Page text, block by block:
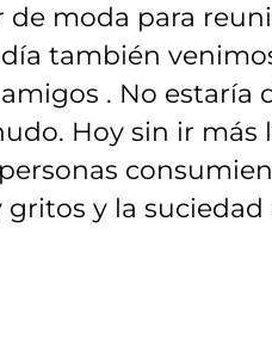
de moda para
también
. No estaría
Hoy sin ir más
y la suciedad